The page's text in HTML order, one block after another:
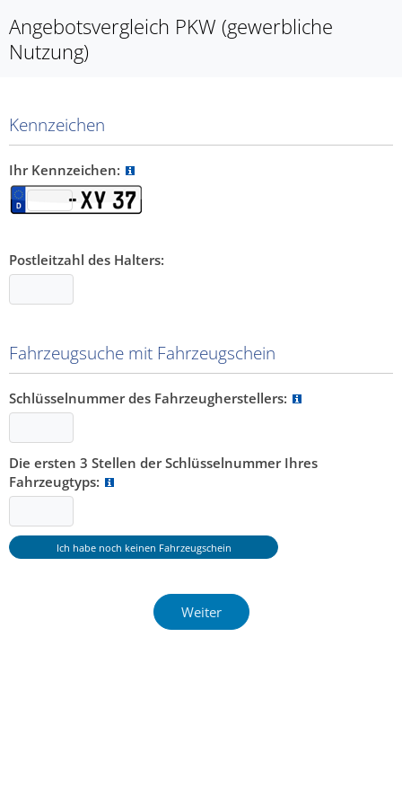
Angebotsvergleich PKW (gewerbliche
Nutzung)
Kennzeichen
Ihr Kennzeichen:
Postleitzahl des Halters:
Fahrzeugsuche mit Fahrzeugschein
Schlüsselnummer des Fahrzeugherstellers:
Die ersten 3 Stellen der Schlüsselnummer Ihres
Fahrzeugtyps: